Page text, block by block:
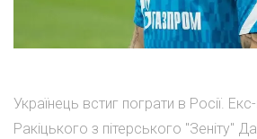
Українець встиг пограти в Росії.
Ракіцького з пітерського "Зеніту"